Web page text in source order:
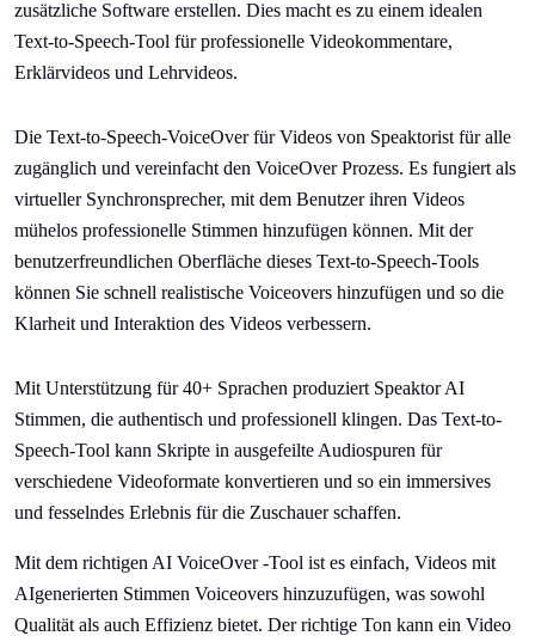
zusätzliche Software erstellen. Dies macht es zu einem idealen
Text-to-Speech-Tool für professionelle Videokommentare,
Erklärvideos und Lehrvideos.
Die Text-to-Speech-VoiceOver für Videos von Speaktorist für alle
zugänglich und vereinfacht den VoiceOver Prozess. Es fungiert als
virtueller Synchronsprecher, mit dem Benutzer ihren Videos
mühelos professionelle Stimmen hinzufügen können. Mit der
benutzerfreundlichen Oberfläche dieses Text-to-Speech-Tools
können Sie schnell realistische Voiceovers hinzufügen und so die
Klarheit und Interaktion des Videos verbessern.
Mit Unterstützung für 40+ Sprachen produziert Speaktor AI
Stimmen, die authentisch und professionell klingen. Das Text-to-
Speech-Tool kann Skripte in ausgefeilte Audiospuren für
verschiedene Videoformate konvertieren und so ein immersives
und fesselndes Erlebnis für die Zuschauer schaffen.
Mit dem richtigen AI VoiceOver -Tool ist es einfach, Videos mit
AIgenerierten Stimmen Voiceovers hinzuzufügen, was sowohl
Qualität als auch Effizienz bietet. Der richtige Ton kann ein Video